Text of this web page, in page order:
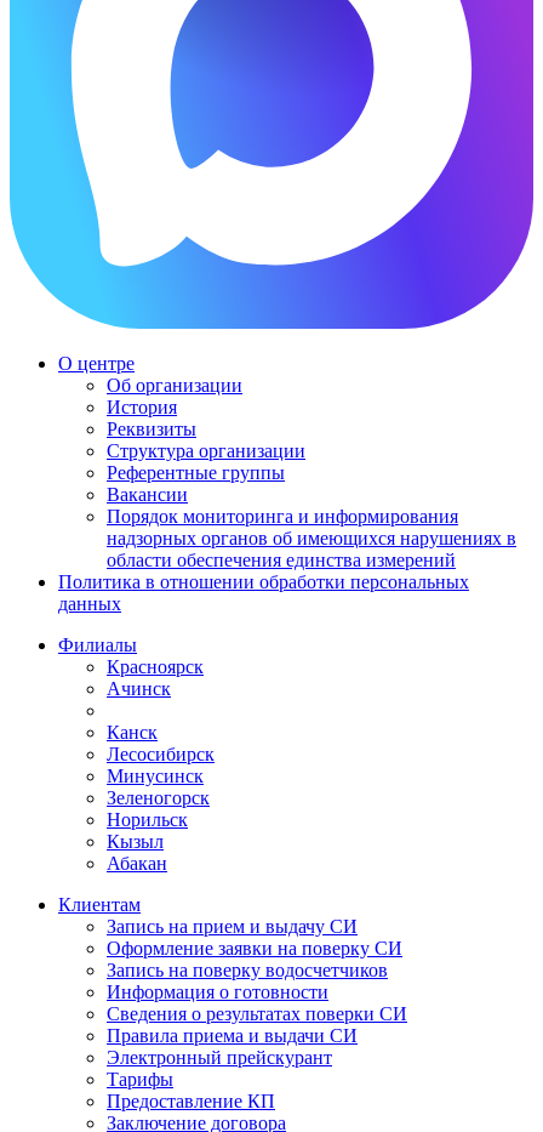
О центре
Об организации
История
Реквизиты
Структура организации
Референтные группы
Вакансии
Порядок мониторинга и информирования
надзорных органов об имеющихся нарушениях в
области обеспечения единства измерений
Политика в отношении обработки персональных
данных
Филиалы
Красноярск
Ачинск
Канск
Лесосибирск
Минусинск
Зеленогорск
Норильск
Кызыл
Абакан
Клиентам
Запись на прием и выдачу СИ
Оформление заявки на поверку СИ
Запись на поверку водосчетчиков
Информация о готовности
Сведения о результатах поверки СИ
Правила приема и выдачи СИ
Электронный прейскурант
Тарифы
Предоставление КП
Заключение договора